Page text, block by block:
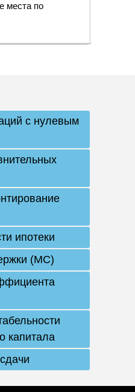
места по
с нулевым
ипотеки
(MC)
капитала